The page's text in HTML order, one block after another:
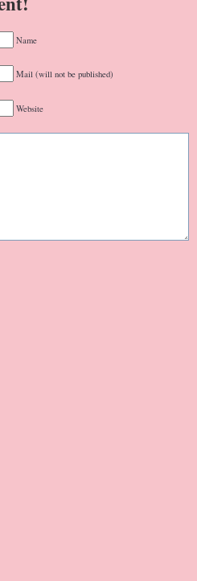
Name
Mail (will not be published)
Website